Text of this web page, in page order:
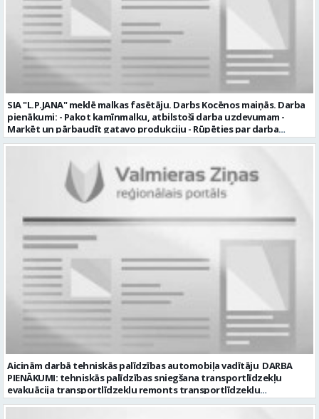
SIA "L.P.JANA" meklē malkas fasētāju. Darbs Kocēnos maiņās. Darba
pienākumi: - Pakot kamīnmalku, atbilstoši darba uzdevumam -
Marķēt un pārbaudīt gatavo produkciju - Rūpēties par darba
kvalitāti un kārtību darba vietā Prasības kandidātiem: - Laba fiziskā
Uzņēmums piedāvā: - Atalgojumu EUR 1200 bruto (atkarīgs no
padarītā) - Vienmēr laikā izmaksātu algu - Profesionālus un
atbalstošus kolēģus Lūgums CV sūtīt uz e- pastu:
pasutijumi@lpjana.lv vai zvanīt pa tālruni: 28319289 Profesija:
SAIŅOŠANAS OPERATORS Algas izmaksas veids: Laika darba alga
Darba vietas adrese: LATVIJA, Gravas iela 2, Kocēni, Kocēnu pag.,
Valmieras nov. Slodze: Viena vesela slodze Darbības joma: Ražošana
Pieteikto vietu skaits: 2 Aktuāla līdz: 2027-09-07 Darba sākšanas
datums: 2026-08-17 Kontaktpersona: Davids Pavlovs
Aicinām darbā tehniskās palīdzības automobiļa vadītāju DARBA
PIENĀKUMI: tehniskās palīdzības sniegšana transportlīdzekļu
evakuācija transportlīdzekļu remonts transportlīdzekļu
sagatavošana tehniskai apskatei PRASĪBAS PRETENDENTIEM: